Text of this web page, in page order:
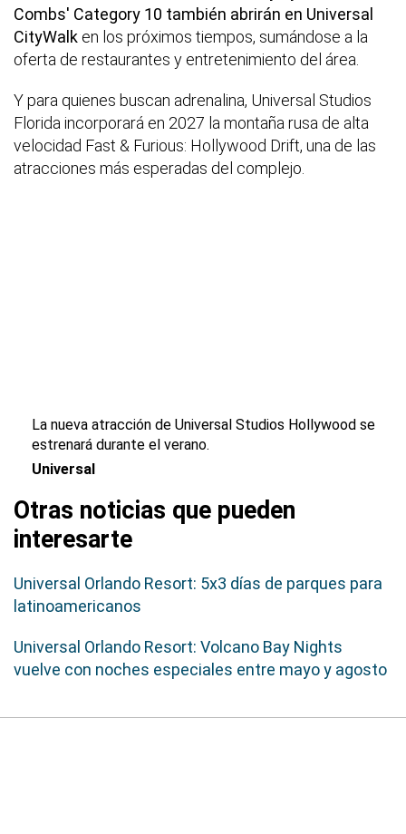
Combs' Category 10 también abrirán en Universal
CityWalk en los próximos tiempos, sumándose a la
oferta de restaurantes y entretenimiento del área.
Y para quienes buscan adrenalina, Universal Studios
Florida incorporará en 2027 la montaña rusa de alta
velocidad Fast & Furious: Hollywood Drift, una de las
atracciones más esperadas del complejo.
La nueva atracción de Universal Studios Hollywood se
estrenará durante el verano.
Universal
Otras noticias que pueden
interesarte
Universal Orlando Resort: 5x3 días de parques para
latinoamericanos
Universal Orlando Resort: Volcano Bay Nights
vuelve con noches especiales entre mayo y agosto